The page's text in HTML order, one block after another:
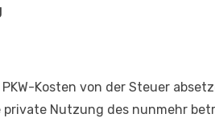
Kosten von der Steuer
Nutzung des nunmehr